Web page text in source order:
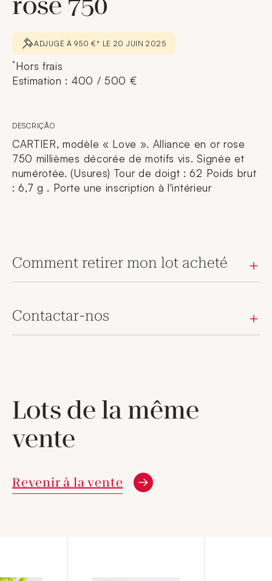
rose 750
ADJUGÉ À 950 €* LE 20 JUIN 2025
*Hors frais
Estimation : 400 / 500 €
DESCRIÇÃO
CARTIER, modèle « Love ». Alliance en or rose
750 millièmes décorée de motifs vis. Signée et
numérotée. (Usures) Tour de doigt : 62 Poids brut
: 6,7 g . Porte une inscription à l'intérieur
Comment retirer mon lot acheté
Contactar-nos
Lots de la même
vente
Revenir à la vente